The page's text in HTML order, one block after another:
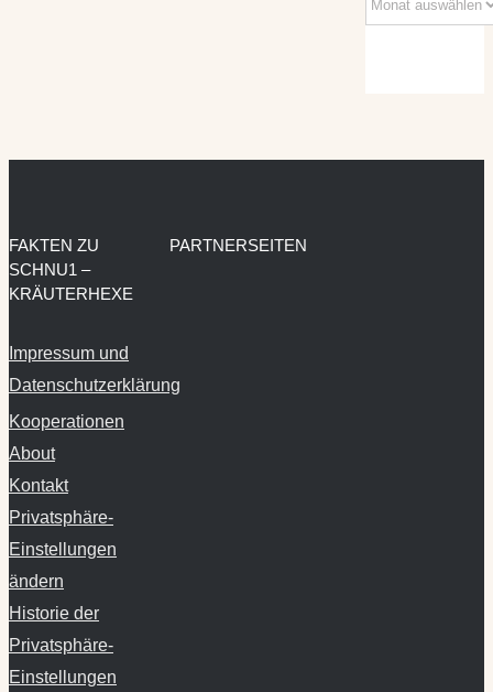
FAKTEN ZU
SCHNU1 –
KRÄUTERHEXE
Impressum und
Datenschutzerklärung
Kooperationen
About
Kontakt
Privatsphäre-
Einstellungen
ändern
Historie der
Privatsphäre-
Einstellungen
PARTNERSEITEN